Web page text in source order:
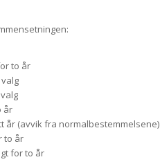
to år
år
år (avvik fra normalbestemmelsene)
to år
for to år